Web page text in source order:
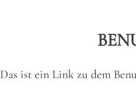
Das ist ein Link zu dem